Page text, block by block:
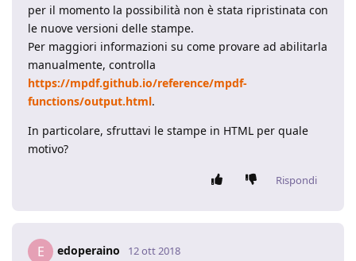
per il momento la possibilità non è stata ripristinata con
le nuove versioni delle stampe.
Per maggiori informazioni su come provare ad abilitarla
manualmente, controlla
https://mpdf.github.io/reference/mpdf-
functions/output.html.
In particolare, sfruttavi le stampe in HTML per quale
motivo?
Rispondi
E edoperaino 12 ott 2018